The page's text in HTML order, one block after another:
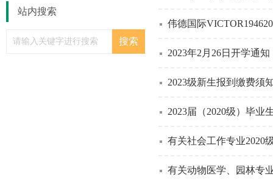
站内搜索
伟德国际
2023年2月26日开学通知
2023级新生报到缴费须
2023届（2020级）毕业
有关社会工作专业2020